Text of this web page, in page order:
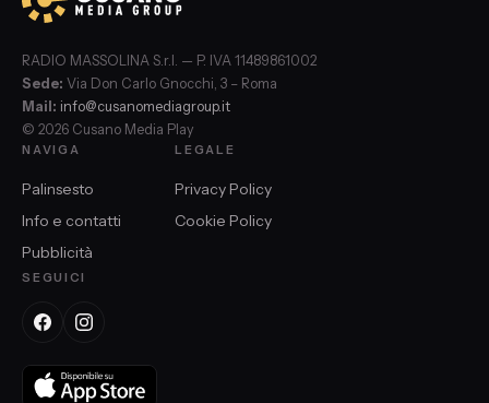
RADIO MASSOLINA S.r.l. — P. IVA 11489861002
Sede: Via Don Carlo Gnocchi, 3 – Roma
Mail: info@cusanomediagroup.it
© 2026 Cusano Media Play
NAVIGA
Palinsesto
Info e contatti
Pubblicità
LEGALE
Privacy Policy
Cookie Policy
SEGUICI